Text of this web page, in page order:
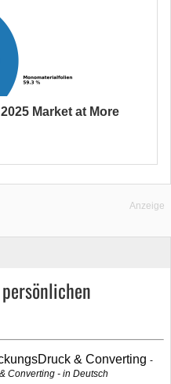
Market at More
Anzeige
& Converting
Converting - in Deutsch